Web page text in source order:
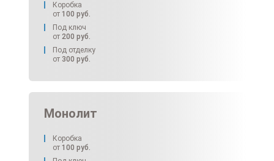
Коробка
от 100 руб.
Под ключ
от 200 руб.
Под отделку
от 300 руб.
Монолит
Коробка
от 100 руб.